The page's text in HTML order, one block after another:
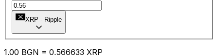
XRP - Ripple
1.00 BGN = 0,566633 XRP